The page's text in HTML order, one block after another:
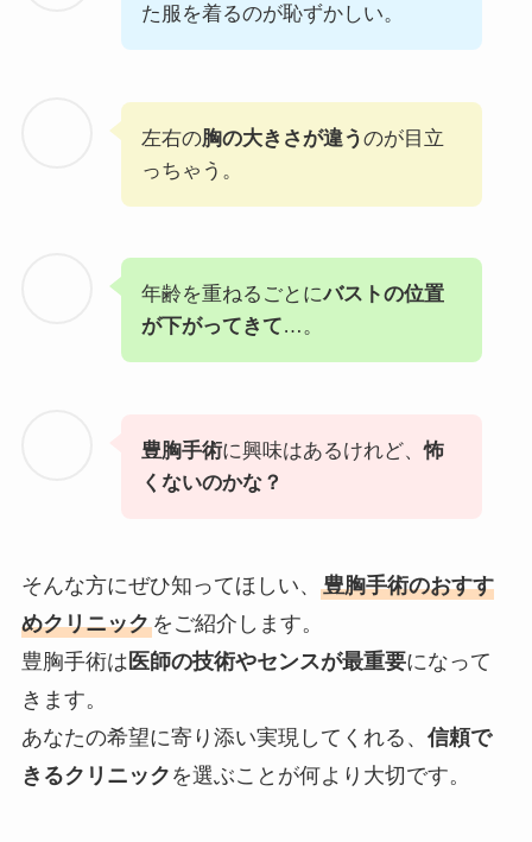
た服を着るのが恥ずかしい。
左右の胸の大きさが違うのが目立
っちゃう。
年齢を重ねるごとにバストの位置
が下がってきて…。
豊胸手術に興味はあるけれど、怖
くないのかな？
そんな方にぜひ知ってほしい、 豊胸手術のおすす
めクリニックをご紹介します。
豊胸手術は 医師の技術やセンスが最重要になって
きます。
あなたの希望に寄り添い実現してくれる、 信頼で
きるクリニック を選ぶことが何より大切です。